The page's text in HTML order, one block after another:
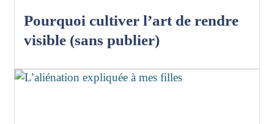
Pourquoi cultiver l’art de rendre
visible (sans publier)